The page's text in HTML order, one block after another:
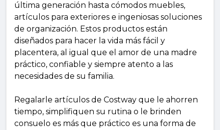
última generación hasta cómodos muebles,
artículos para exteriores e ingeniosas soluciones
de organización. Estos productos están
diseñados para hacer la vida más fácil y
placentera, al igual que el amor de una madre
práctico, confiable y siempre atento a las
necesidades de su familia.
Regalarle artículos de Costway que le ahorren
tiempo, simplifiquen su rutina o le brinden
consuelo es más que práctico es una forma de